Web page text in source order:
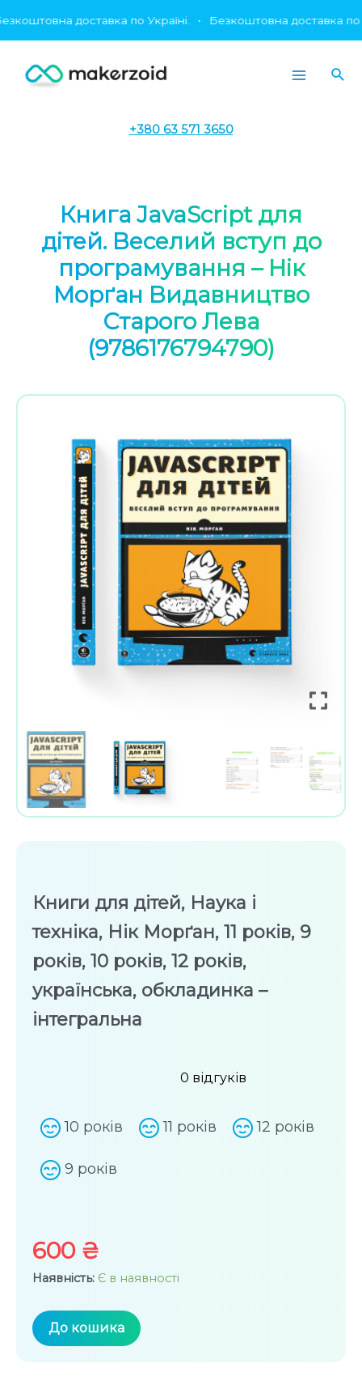
доставка по Україні. • Безкоштовна доставка по
+380 63 571 3650
Книга JavaScript для
дітей. Веселий вступ до
програмування – Нік
Морґан Видавництво
Старого Лева
(9786176794790)
Книги для дітей, Наука і
техніка, Нік Морґан, 11 років, 9
років, 10 років, 12 років,
українська, обкладинка –
інтегральна
Оцінено
в
0
0 відгуків
10 років 11 років 12 років
9 років
600 ₴
Наявність: Є в наявності
Книга
До кошика